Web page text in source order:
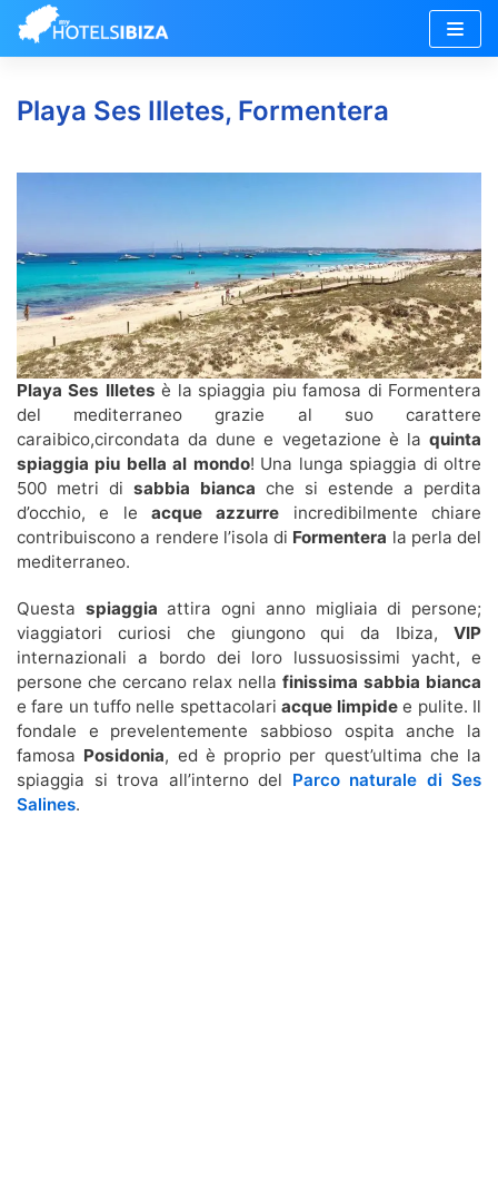
Vai
contenuto
Playa Ses Illetes, Formentera
Playa Ses Illetesè la spiaggia piu famosa di Formentera
del mediterraneo grazie al suo carattere
caraibico,circondata da dune e vegetazione è la quinta
spiaggia piu bella al mondo! Una lunga spiaggia di oltre
500 metri di sabbia bianca che si estende a perdita
d’occhio, e le acque azzurre incredibilmente chiare
contribuiscono a rendere l’isola di Formentera la perla del
mediterraneo.
Questa spiaggia attira ogni anno migliaia di persone;
viaggiatori curiosi che giungono qui da Ibiza, VIP
internazionali a bordo dei loro lussuosissimi yacht, e
persone che cercano relax nella finissima sabbia bianca
e fare un tuffo nelle spettacolari acque limpide e pulite. Il
fondale e prevelentemente sabbioso ospita anche la
famosa Posidonia, ed è proprio per quest’ultima che la
spiaggia si trova all’interno del Parco naturale di Ses
Salines.